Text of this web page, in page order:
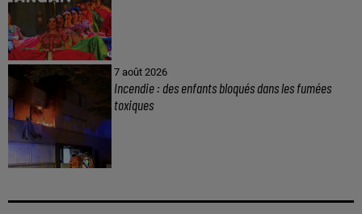
7 août 2026
Incendie : des enfants bloqués dans les fumées
toxiques